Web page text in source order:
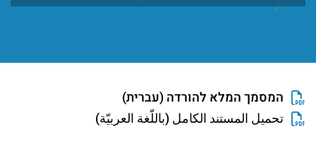
המסמך המלא להורדה (עברית)
تحميل المستند الكامل (باللّغة العربيّة)